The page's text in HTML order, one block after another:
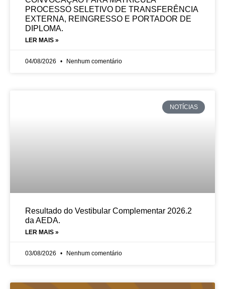
PROCESSO SELETIVO DE TRANSFERÊNCIA
EXTERNA, REINGRESSO E PORTADOR DE
DIPLOMA.
LER MAIS »
04/08/2026 Nenhum comentário
NOTÍCIAS
Resultado do Vestibular Complementar 2026.2
da AEDA.
LER MAIS »
03/08/2026 Nenhum comentário